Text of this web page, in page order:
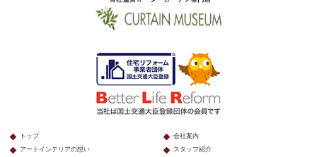
トップ
アートインテリアの想い
会社案内
スタッフ紹介